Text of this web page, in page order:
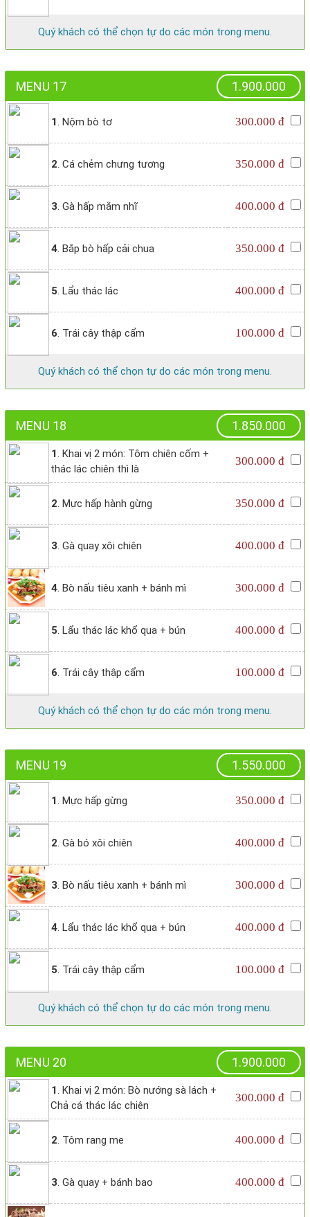
Quý khách có thể chọn tự do các món trong menu.
MENU 17 1.900.000
1. Nộm bò tơ 300.000 đ
2. Cá chẻm chưng tương 350.000 đ
3. Gà hấp mắm nhĩ 400.000 đ
4. Bắp bò hấp cải chua 350.000 đ
5. Lẩu thác lác 400.000 đ
6. Trái cây thập cẩm 100.000 đ
Quý khách có thể chọn tự do các món trong menu.
MENU 18 1.850.000
1. Khai vị 2 món: Tôm chiên cốm +
thác lác chiên thì là
300.000 đ
2. Mực hấp hành gừng 350.000 đ
3. Gà quay xôi chiên 400.000 đ
4. Bò nấu tiêu xanh + bánh mì 300.000 đ
5. Lẩu thác lác khổ qua + bún 400.000 đ
6. Trái cây thập cẩm 100.000 đ
Quý khách có thể chọn tự do các món trong menu.
MENU 19 1.550.000
1. Mực hấp gừng 350.000 đ
2. Gà bó xôi chiên 400.000 đ
3. Bò nấu tiêu xanh + bánh mì 300.000 đ
4. Lẩu thác lác khổ qua + bún 400.000 đ
5. Trái cây thập cẩm 100.000 đ
Quý khách có thể chọn tự do các món trong menu.
MENU 20 1.900.000
1. Khai vị 2 món: Bò nướng sà lách +
Chả cá thác lác chiên
300.000 đ
2. Tôm rang me 400.000 đ
3. Gà quay + bánh bao 400.000 đ